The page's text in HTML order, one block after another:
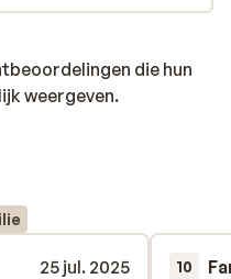
die hun
weergeven.
25 jul. 2025
10